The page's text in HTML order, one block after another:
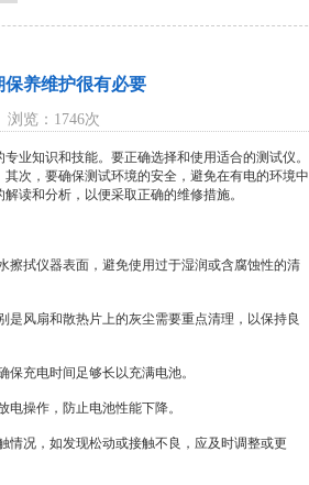
养维护很有必要
浏览：1746次
业知识和技能。要正确选择和使用适合的测试仪。
次，要确保测试环境的安全，避免在有电的环境中
读和分析，以便采取正确的维修措施。
拭仪器表面，避免使用过于湿润或含腐蚀性的清
风扇和散热片上的灰尘需要重点清理，以保持良
充电时间足够长以充满电池。
操作，防止电池性能下降。
况，如发现松动或接触不良，应及时调整或更